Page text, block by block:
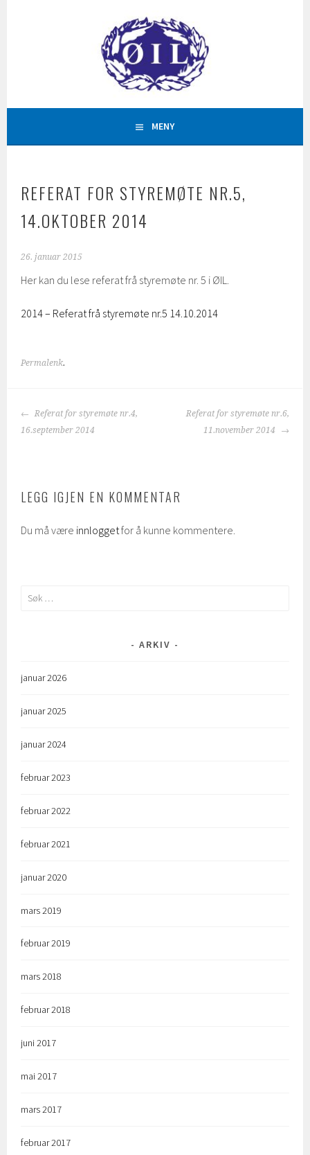
ØYSTESE IDRETTSLAG
AKTIVITETAR FOR ALLE
MENY
REFERAT FOR STYREMØTE NR.5,
14.OKTOBER 2014
26. januar 2015
Her kan du lese referat frå styremøte nr. 5 i ØIL.
2014 – Referat frå styremøte nr.5 14.10.2014
Permalenk.
INNLEGGSNAVIGASJON
Referat for styremøte nr.4,
16.september 2014
Referat for styremøte nr.6,
11.november 2014
LEGG IGJEN EN KOMMENTAR
Du må være innloggetfor å kunne kommentere.
Søk
ARKIV
januar 2026
januar 2025
januar 2024
februar 2023
februar 2022
februar 2021
januar 2020
mars 2019
februar 2019
mars 2018
februar 2018
juni 2017
mai 2017
mars 2017
februar 2017